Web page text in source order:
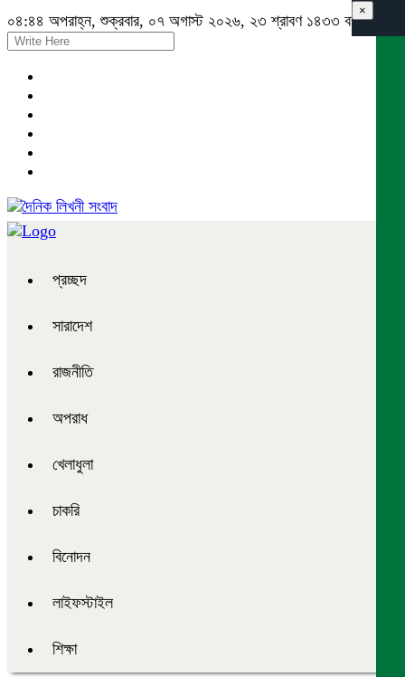
০৪:৪৪ অপরাহ্ন, শুক্রবার, ০৭ অগাস্ট ২০২৬, ২৩ শ্রাবণ ১৪৩৩ বঙ্গাব্দ
প্রচ্ছদ
সারাদেশ
রাজনীতি
অপরাধ
খেলাধুলা
চাকরি
বিনোদন
লাইফস্টাইল
শিক্ষা
×